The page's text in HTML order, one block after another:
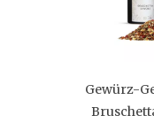
Gewürz-